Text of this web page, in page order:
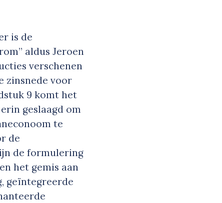
is de
aldus Jeroen
verschenen
zinsnede voor
9 komt het
geslaagd om
te
de
de formulering
het gemis aan
geïntegreerde